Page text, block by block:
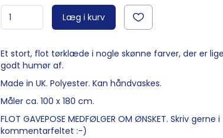
Læg i kurv
Et stort, flot tørklæde i nogle skønne farver, der er
godt humør af.
Made in UK. Polyester. Kan håndvaskes.
Måler ca. 100 x 180 cm.
FLOT GAVEPOSE MEDFØLGER OM ØNSKET. Skriv gerne i
kommentarfeltet :-)